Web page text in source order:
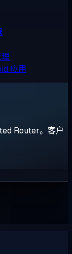
应用
Router。客户